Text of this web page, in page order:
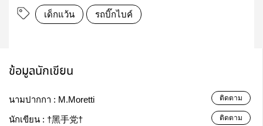
เด็กแว้น รถบิ๊กไบค์
ข้อมูลนักเขียน
นามปากกา : M.Moretti ติดตาม
นักเขียน : †黑手党† ติดตาม